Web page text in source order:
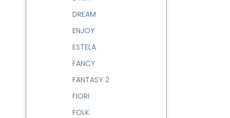
DREAM
ENJOY
ESTELA
FANCY
FANTASY 2
FIORI
FOLK